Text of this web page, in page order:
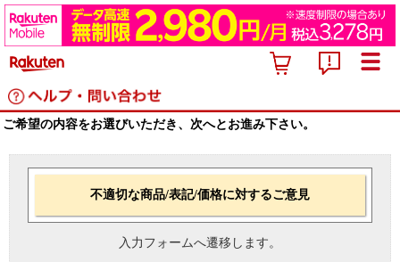
ご希望の内容をお選びいただき、次へとお進み下さい。
不適切な商品/表記/価格に対するご意見
入力フォームへ遷移します。